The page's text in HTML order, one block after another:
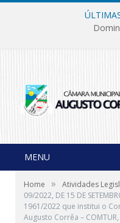
MENU
Home » Atividades
09/2022, DE 15 DE
1961/2022 que institui o
Augusto Corrêa –